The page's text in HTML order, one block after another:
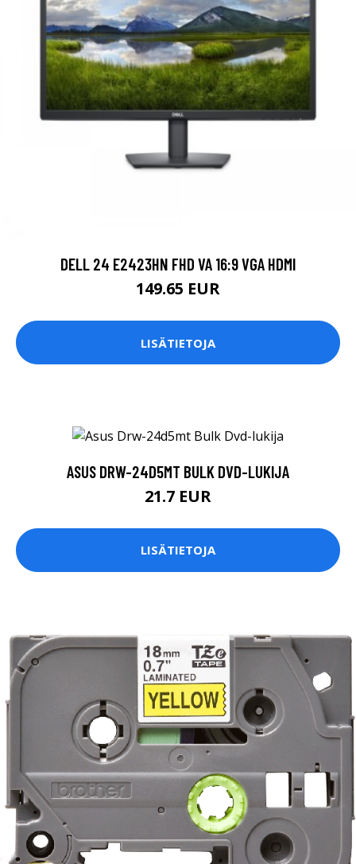
DELL 24 E2423HN FHD VA 16:9 VGA HDMI
149.65 EUR
LISÄTIETOJA
ASUS DRW-24D5MT BULK DVD-LUKIJA
21.7 EUR
LISÄTIETOJA